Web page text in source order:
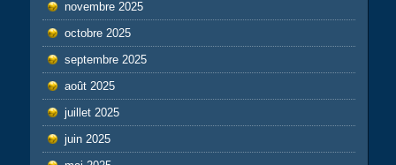
novembre 2025
octobre 2025
septembre 2025
août 2025
juillet 2025
juin 2025